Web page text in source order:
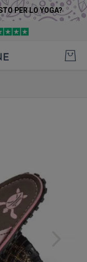
PER LO YOGA?